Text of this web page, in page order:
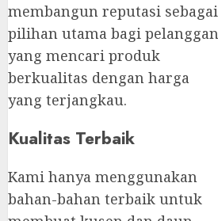
membangun reputasi sebagai
pilihan utama bagi pelanggan
yang mencari produk
berkualitas dengan harga
yang terjangkau.
Kualitas Terbaik
Kami hanya menggunakan
bahan-bahan terbaik untuk